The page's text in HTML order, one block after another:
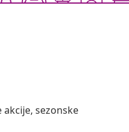
sezonske